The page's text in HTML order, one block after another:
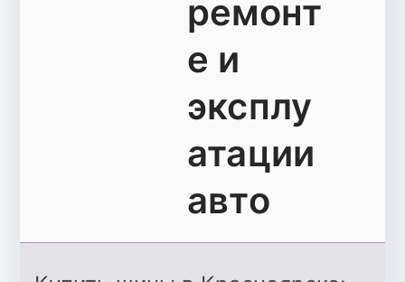
ремонт
е и
эксплу
атации
авто